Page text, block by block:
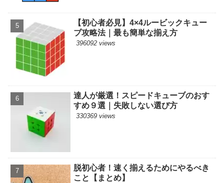
【初心者必見】4×4ルービックキュー
ブ攻略法｜最も簡単な揃え方
396092 views
達人が厳選！スピードキューブのおす
すめ９選｜失敗しない選び方
330369 views
脱初心者！速く揃えるためにやるべき
こと【まとめ】